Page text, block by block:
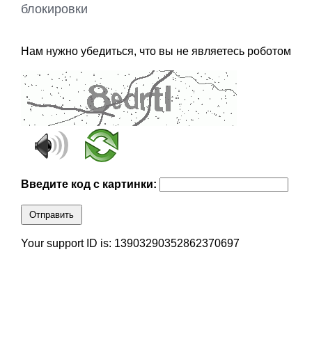
блокировки
Нам нужно убедиться, что вы не являетесь роботом
Введите код с картинки:
Отправить
Your support ID is: 13903290352862370697